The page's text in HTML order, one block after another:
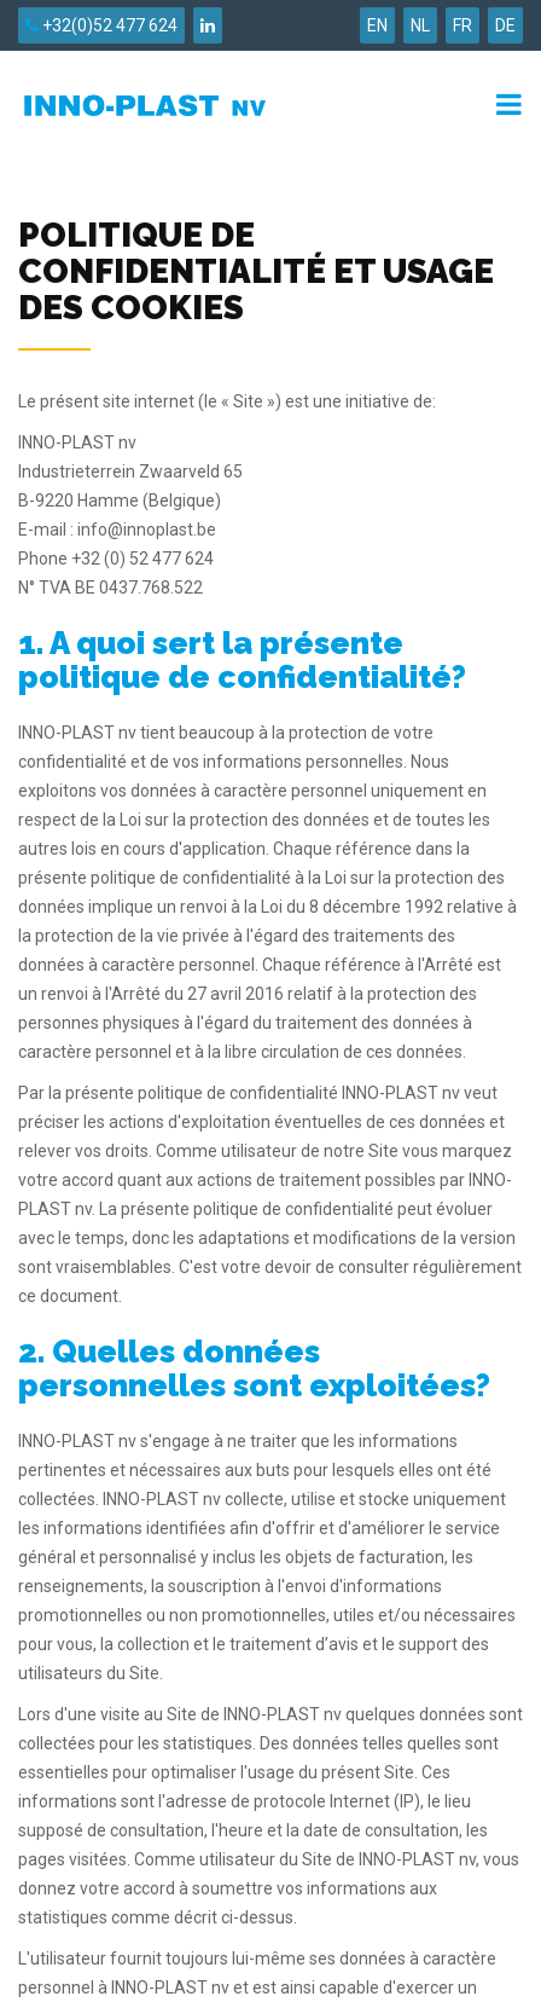
EN NL FR DE
+32(0)52 477 624
POLITIQUE DE
CONFIDENTIALITÉ ET USAGE
DES COOKIES
Le présent site internet (le « Site ») est une initiative de:
INNO-PLAST nv
Industrieterrein Zwaarveld 65
B-9220 Hamme (Belgique)
E-mail : info@innoplast.be
Phone +32 (0) 52 477 624
N° TVA BE 0437.768.522
1. A quoi sert la présente
politique de confidentialité?
INNO-PLAST nv tient beaucoup à la protection de votre
confidentialité et de vos informations personnelles. Nous
exploitons vos données à caractère personnel uniquement en
respect de la Loi sur la protection des données et de toutes les
autres lois en cours d'application. Chaque référence dans la
présente politique de confidentialité à la Loi sur la protection des
données implique un renvoi à la Loi du 8 décembre 1992 relative à
la protection de la vie privée à l'égard des traitements des
données à caractère personnel. Chaque référence à l'Arrêté est
un renvoi à l'Arrêté du 27 avril 2016 relatif à la protection des
personnes physiques à l'égard du traitement des données à
caractère personnel et à la libre circulation de ces données.
Par la présente politique de confidentialité INNO-PLAST nv veut
préciser les actions d'exploitation éventuelles de ces données et
relever vos droits. Comme utilisateur de notre Site vous marquez
votre accord quant aux actions de traitement possibles par INNO-
PLAST nv. La présente politique de confidentialité peut évoluer
avec le temps, donc les adaptations et modifications de la version
sont vraisemblables. C'est votre devoir de consulter régulièrement
ce document.
2. Quelles données
personnelles sont exploitées?
INNO-PLAST nv s'engage à ne traiter que les informations
pertinentes et nécessaires aux buts pour lesquels elles ont été
collectées. INNO-PLAST nv collecte, utilise et stocke uniquement
les informations identifiées afin d'offrir et d'améliorer le service
général et personnalisé y inclus les objets de facturation, les
renseignements, la souscription à l'envoi d'informations
promotionnelles ou non promotionnelles, utiles et/ou nécessaires
pour vous, la collection et le traitement d’avis et le support des
utilisateurs du Site.
Lors d'une visite au Site de INNO-PLAST nv quelques données sont
collectées pour les statistiques. Des données telles quelles sont
essentielles pour optimaliser l'usage du présent Site. Ces
informations sont l'adresse de protocole Internet (IP), le lieu
supposé de consultation, l'heure et la date de consultation, les
pages visitées. Comme utilisateur du Site de INNO-PLAST nv, vous
donnez votre accord à soumettre vos informations aux
statistiques comme décrit ci-dessus.
L'utilisateur fournit toujours lui-même ses données à caractère
personnel à INNO-PLAST nv et est ainsi capable d'exercer un